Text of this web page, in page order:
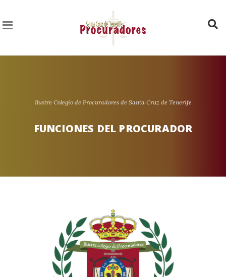
Ilustre Colegio de Procuradores de Santa Cruz de Tenerife
FUNCIONES DEL PROCURADOR